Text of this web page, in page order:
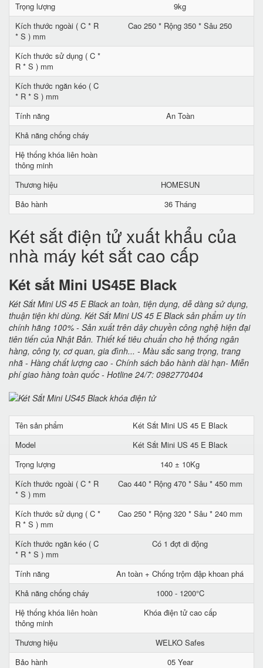
Trọng lượng
9kg
Kích thước ngoài ( C * R
* S ) mm
Cao 250 * Rộng 350 * Sâu 250
Kích thước sử dụng ( C *
R * S ) mm
Kích thước ngăn kéo ( C
* R * S ) mm
Tính năng
An Toàn
Khả năng chống cháy
Hệ thống khóa liên hoàn
thông minh
Thương hiệu
HOMESUN
Bảo hành
36 Tháng
Két sắt điện tử xuất khẩu của
nhà máy két sắt cao cấp
Két sắt Mini US45E Black
Két Sắt Mini US 45 E Black an toàn, tiện dụng, dễ dàng sử dụng,
thuận tiện khi dùng. Két Sắt Mini US 45 E Black sản phẩm uy tín
chính hãng 100% - Sản xuất trên dây chuyền công nghệ hiện đại
tiên tiến của Nhật Bản. Thiết kế tiêu chuẩn cho hệ thống ngân
hàng, công ty, cơ quan, gia đình... - Màu sắc sang trọng, trang
nhã - Hàng chất lượng cao - Chính sách bảo hành dài hạn- Miễn
phí giao hàng toàn quốc - Hotline 24/7: 0982770404
Tên sản phẩm
Két Sắt Mini US 45 E Black
Model
Két Sắt Mini US 45 E Black
Trọng lượng
140 ± 10Kg
Kích thước ngoài ( C * R
* S ) mm
Cao 440 * Rộng 470 * Sâu * 450 mm
Kích thước sử dụng ( C *
R * S ) mm
Cao 250 * Rộng 320 * Sâu * 240 mm
Kích thước ngăn kéo ( C
* R * S ) mm
Có 1 đợt di động
Tính năng
An toàn + Chống trộm đập khoan phá
Khả năng chống cháy
1000 - 1200°C
Hệ thống khóa liên hoàn
thông minh
Khóa điện tử cao cấp
Thương hiệu
WELKO Safes
Bảo hành
05 Year